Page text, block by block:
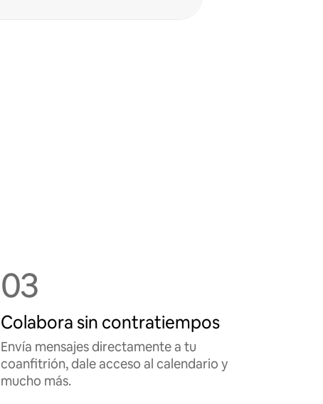
03
Colabora sin contratiempos
Envía mensajes directamente a tu
coanfitrión, dale acceso al calendario y
mucho más.